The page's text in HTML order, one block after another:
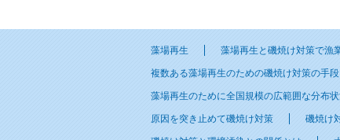
藻場再生 藻場再生と磯焼け対策で漁
複数ある藻場再生のための磯焼け対策の手段
藻場再生のために全国規模の広範囲な分布
原因を突き止めて磯焼け対策 磯焼け